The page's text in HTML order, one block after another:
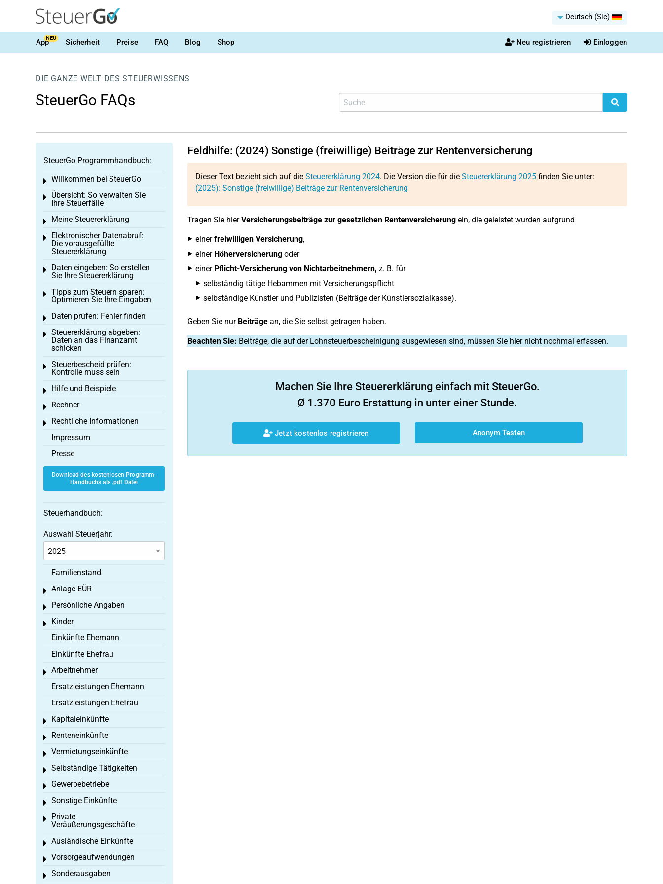
Deutsch (Sie)
AppNEU Sicherheit Preise FAQ Blog Shop Neu registrieren Einloggen
DIE GANZE WELT DES STEUERWISSENS
SteuerGo FAQs
Feldhilfe: (2024) Sonstige (freiwillige) Beiträge zur Rentenversicherung
Dieser Text bezieht sich auf die Steuererklärung 2024. Die Version die für die Steuererklärung 2025finden Sie unter:
(2025): Sonstige (freiwillige) Beiträge zur Rentenversicherung
Tragen Sie hierVersicherungsbeiträge zur gesetzlichen Rentenversicherungein, die geleistet wurden aufgrund
einerfreiwilligen Versicherung,
einer Höherversicherungoder
einer Pflicht-Versicherung von Nichtarbeitnehmern, z. B. für
selbständig tätige Hebammen mit Versicherungspflicht
selbständige Künstler und Publizisten (Beiträge der Künstlersozialkasse).
Geben Sie nur Beiträgean, die Sie selbst getragen haben.
Beachten Sie: Beiträge, die auf der Lohnsteuerbescheinigung ausgewiesen sind, müssen Sie hier nicht nochmal erfassen.
Machen Sie Ihre Steuererklärung einfach mit SteuerGo.
Ø 1.370 Euro Erstattung in unter einer Stunde.
Jetzt kostenlos registrieren Anonym Testen
SteuerGo Programmhandbuch:
Willkommen bei SteuerGo
Toggle menu
Übersicht: So verwalten Sie
Ihre Steuerfälle
Toggle menu
Meine Steuererklärung
Toggle menu
Elektronischer Datenabruf:
Die vorausgefüllte
Steuererklärung
Toggle menu
Daten eingeben: So erstellen
Sie Ihre Steuererklärung
Toggle menu
Tipps zum Steuern sparen:
Optimieren Sie Ihre Eingaben
Toggle menu
Daten prüfen: Fehler finden
Toggle menu
Steuererklärung abgeben:
Daten an das Finanzamt
schicken
Toggle menu
Steuerbescheid prüfen:
Kontrolle muss sein
Toggle menu
Hilfe und Beispiele
Toggle menu
Rechner
Toggle menu
Rechtliche Informationen
Toggle menu
Impressum
Presse
Download des kostenlosen Programm-
Handbuchs als .pdf Datei
Steuerhandbuch:
Auswahl Steuerjahr:
Familienstand
Anlage EÜR
Toggle menu
Persönliche Angaben
Toggle menu
Kinder
Toggle menu
Einkünfte Ehemann
Einkünfte Ehefrau
Arbeitnehmer
Toggle menu
Ersatzleistungen Ehemann
Ersatzleistungen Ehefrau
Kapitaleinkünfte
Toggle menu
Renteneinkünfte
Toggle menu
Vermietungseinkünfte
Toggle menu
Selbständige Tätigkeiten
Toggle menu
Gewerbebetriebe
Toggle menu
Sonstige Einkünfte
Toggle menu
Private
Veräußerungsgeschäfte
Toggle menu
Ausländische Einkünfte
Toggle menu
Vorsorgeaufwendungen
Toggle menu
Sonderausgaben
Toggle menu